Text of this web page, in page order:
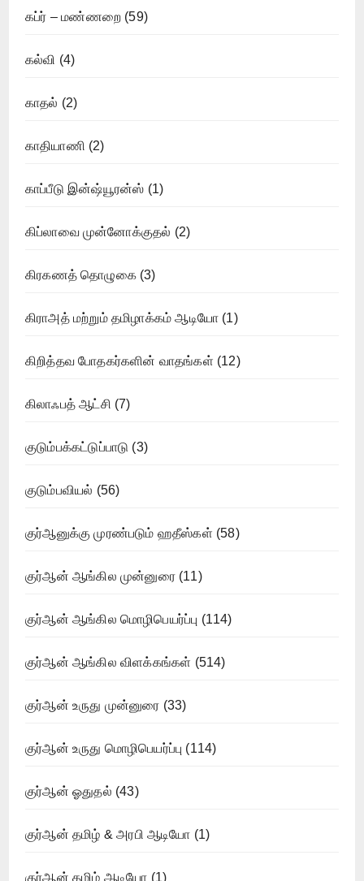
கப்ர் – மண்ணறை (59)
கல்வி (4)
காதல் (2)
காதியாணி (2)
காப்பீடு இன்ஷ்யூரன்ஸ் (1)
கிப்லாவை முன்னோக்குதல் (2)
கிரகணத் தொழுகை(3)
கிராஅத் மற்றும் தமிழாக்கம் ஆடியோ (1)
கிறித்தவ போதகர்களின் வாதங்கள் (12)
கிலாஃபத் ஆட்சி (7)
குடும்பக்கட்டுப்பாடு (3)
குடும்பவியல் (56)
குர்ஆனுக்கு முரண்படும் ஹதீஸ்கள் (58)
குர்ஆன் ஆங்கில முன்னுரை(11)
குர்ஆன் ஆங்கில மொழிபெயர்ப்பு (114)
குர்ஆன் ஆங்கில விளக்கங்கள் (514)
குர்ஆன் உருது முன்னுரை (33)
குர்ஆன் உருது மொழிபெயர்ப்பு (114)
குர்ஆன் ஓதுதல் (43)
குர்ஆன் தமிழ் & அரபி ஆடியோ (1)
குர்ஆன் தமிழ் ஆடியோ (1)